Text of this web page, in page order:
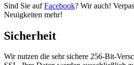
Sind Sie aufFacebook? Wir auch!
Neuigkeiten mehr!
Sicherheit
Wir nutzen die sehr sichere 256-Bit-